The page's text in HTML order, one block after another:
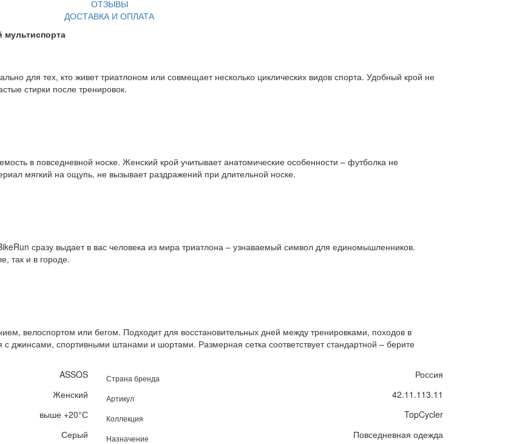
ОТЗЫВЫ
ДОСТАВКА И ОПЛАТА
мультиспорта
для тех, кто живет триатлоном или совмещает несколько циклических видов спорта. Удобный крой не
стирки после тренировок.
в повседневной носке. Женский крой учитывает анатомические особенности – футболка не
мягкий на ощупь, не вызывает раздражений при длительной носке.
сразу выдает в вас человека из мира триатлона – узнаваемый символ для единомышленников.
так и в городе.
велоспортом или бегом. Подходит для восстановительных дней между тренировками, походов в
джинсами, спортивными штанами и шортами. Размерная сетка соответствует стандартной – берите
ASSOS Страна бренда Россия
Женский Артикул 42.11.113.11
выше +20°С Коллекция TopCycler
Серый Назначение Повседневная одежда